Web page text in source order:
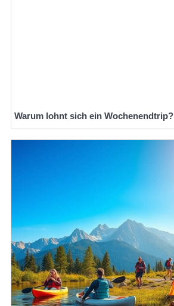
Warum lohnt sich ein Wochenendtrip?